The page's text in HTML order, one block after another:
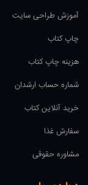
آموزش طراحی سایت
چاپ کتاب
هزینه چاپ کتاب
شماره حساب ارشدان
خرید آنلاین کتاب
سفارش غذا
مشاوره حقوقی